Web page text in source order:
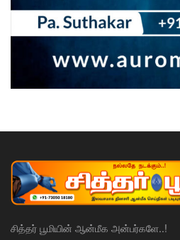
சித்தர் பூமியின் ஆன்மீக அன்பர்களே..!